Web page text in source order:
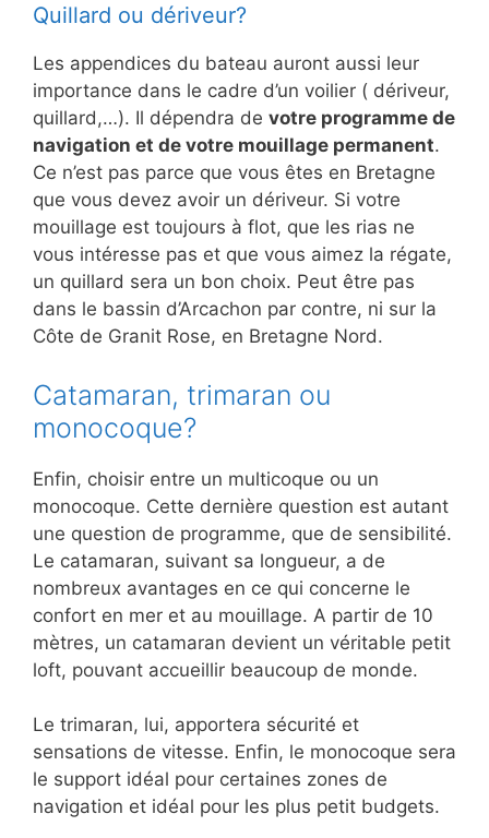
Quillard ou dériveur?
Les appendices du bateau auront aussi leur
importance dans le cadre d’un voilier ( dériveur,
quillard,…). Il dépendra de votre programme de
navigation et de votre mouillage permanent.
Ce n’est pas parce que vous êtes en Bretagne
que vous devez avoir un dériveur. Si votre
mouillage est toujours à flot, que les rias ne
vous intéresse pas et que vous aimez la régate,
un quillard sera un bon choix. Peut être pas
dans le bassin d’Arcachon par contre, ni sur la
Côte de Granit Rose, en Bretagne Nord.
Catamaran, trimaran ou
monocoque?
Enfin, choisir entre un multicoque ou un
monocoque. Cette dernière question est autant
une question de programme, que de sensibilité.
Le catamaran, suivant sa longueur, a de
nombreux avantages en ce qui concerne le
confort en mer et au mouillage. A partir de 10
mètres, un catamaran devient un véritable petit
loft, pouvant accueillir beaucoup de monde.
Le trimaran, lui, apportera sécurité et
sensations de vitesse. Enfin, le monocoque sera
le support idéal pour certaines zones de
navigation et idéal pour les plus petit budgets.